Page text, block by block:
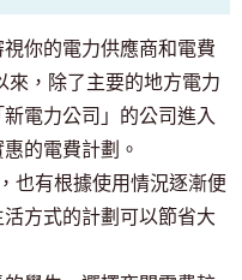
你的電力供應商和電費
來，除了主要的地方電力
電力公司」的公司進入
的電費計劃。
也有根據使用情況逐漸便
方式的計劃可以節省大